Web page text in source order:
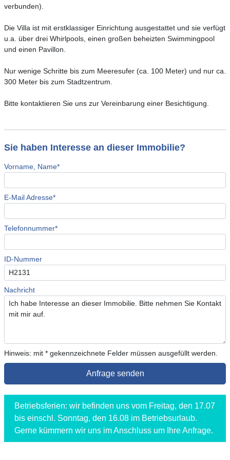
verbunden).
Die Villa ist mit erstklassiger Einrichtung ausgestattet und sie verfügt
u.a. über drei Whirlpools, einen großen beheizten Swimmingpool
und einen Pavillon.
Nur wenige Schritte bis zum Meeresufer (ca. 100 Meter) und nur ca.
300 Meter bis zum Stadtzentrum.
Bitte kontaktieren Sie uns zur Vereinbarung einer Besichtigung.
Sie haben Interesse an dieser Immobilie?
Vorname, Name*
E-Mail Adresse*
Telefonnummer*
ID-Nummer
Nachricht
Hinweis: mit * gekennzeichnete Felder müssen ausgefüllt werden.
Betriebsferien: wir befinden uns vom Freitag, den 17.07
bis einschl. Sonntag, den 16.08 im Betriebsurlaub.
Gerne kümmern wir uns im Anschluss um Ihre Anfrage.